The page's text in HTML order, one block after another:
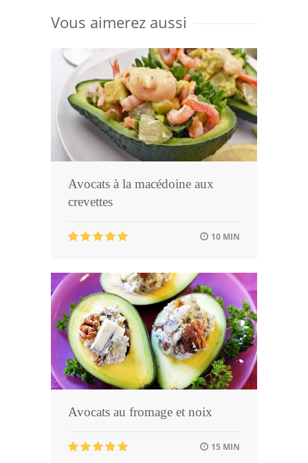
Vous aimerez aussi
Avocats à la macédoine aux
crevettes
10 MIN
Avocats au fromage et noix
15 MIN